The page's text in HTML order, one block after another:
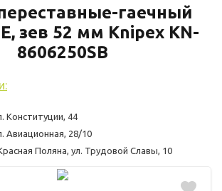
гаечный
зев 52 мм Knipex KN-
8606250SB
Конституции, 44
Авиационная, 28/10
Поляна, ул. Трудовой Славы, 10
на сайте. Эти файлы cookie
как используется сайт,
его производительность
для пользователей.
файлы cookie используются
маркетинга и улучшения
обеспечить максимально